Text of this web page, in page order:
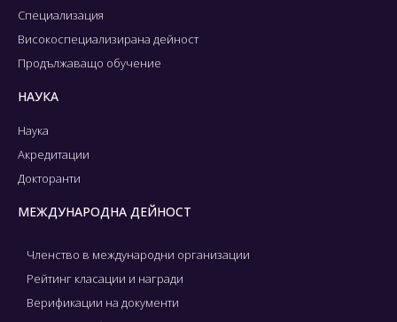
Специализация
Високоспециализирана дейност
Продължаващо обучение
НАУКА
Наука
Акредитации
Докторанти
МЕЖДУНАРОДНА ДЕЙНОСТ
Членство в международни организации
Рейтинг класации и награди
Верификации на документи